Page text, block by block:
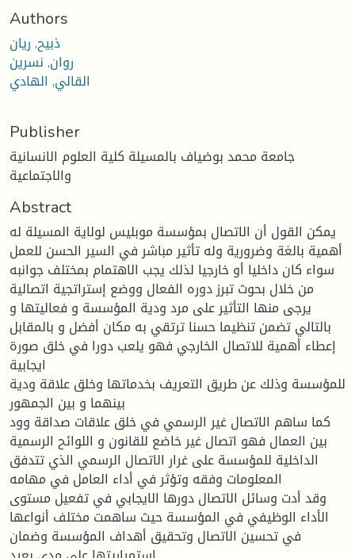
Authors
ذبيح, ريان
روان, نسرين
القالي, الهادي
Publisher
جامعة محمد بوضياف بالمسيلة كلية العلوم الانسانية
والاجتماعية
Abstract
يمكن القول أن الاتصال بمؤسسة موبليس لولاية المسيلة له
أهمية بالغة وضرورية وله تأثير مباشر في السير الحسن للعمل
سواء كان داخليا أو خارجيا لذلك يجب الاهتمام بمختلف جوانبه
من خلال بحوث تبرز دوره الفعال ووضع إستراتجية اتصالية
يرجى منها التأثير على مرد ودية المؤسسة و فعاليتها و
بالتالي تضمن تنظيما حسنا ترتقي به مكان أفضل و بالمقابل
إعطاء أهمية للاتصال الخارجي فهو يلعب دورا في خلق صورة
ايجابية
للمؤسسة وذلك عن طريق التعريف بخدماتها وخلق علاقة ودية
بينهما و بين الجمهور
كما ساهم الاتصال غير الرسمي في خلق علاقات صداقة وود
بين العمال فهو اتصال غير خاضع للقانون و اللوائح الرسمية
الداخلية للمؤسسة على غرار الاتصال الرسمي الذي تتدفق
المعلومات وفقه وتؤثر في أداء العامل في مهامه
وقد أدت وسائل الاتصال دورها الايجابي في تفعيل مستوى
الأداء الوظيفي في المؤسسة حيث ساهمت مختلف أنواعها
في تحسين الاتصال وتحقيق أهداف المؤسسة وضمان